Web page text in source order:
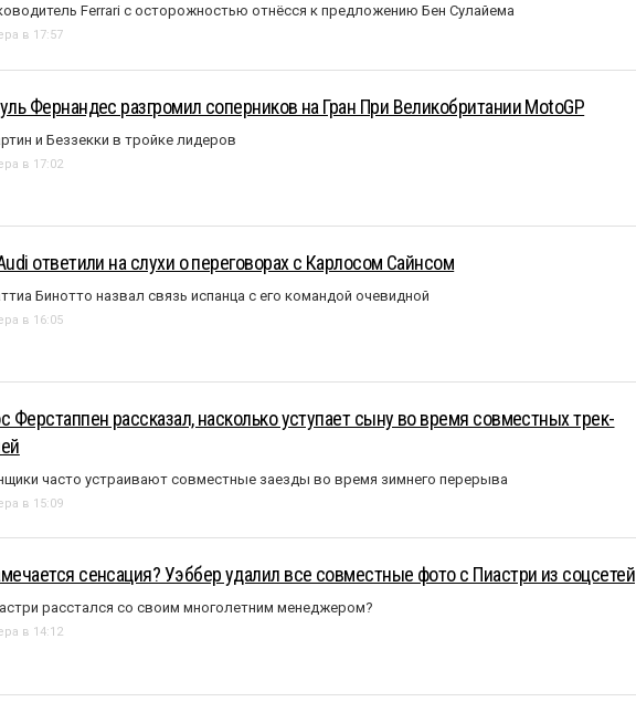
Ferrari с осторожностью отнёсся к предложению Бен Сулайема
в 17:57
Фернандес разгромил соперников на Гран При Великобритании MotoGP
и Беззекки в тройке лидеров
в 17:02
ответили на слухи о переговорах с Карлосом Сайнсом
Бинотто назвал связь испанца с его командой очевидной
в 16:05
Ферстаппен рассказал, насколько уступает сыну во время совместных трек-
часто устраивают совместные заезды во время зимнего перерыва
в 15:09
сенсация? Уэббер удалил все совместные фото с Пиастри из соцсетей
расстался со своим многолетним менеджером?
в 14:12